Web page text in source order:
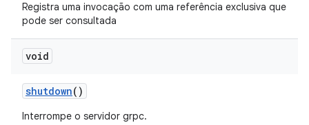
Registra uma invocação com uma referência exclusiva que
pode ser consultada
void
shutdown()
Interrompe o servidor grpc.